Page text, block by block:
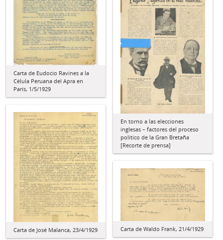
Carta de Eudocio Ravines a la
Célula Peruana del Apra en
París, 1/5/1929
En torno a las elecciones
inglesas – factores del proceso
político de la Gran Bretaña
[Recorte de prensa]
Carta de José Malanca, 23/4/1929 Carta de Waldo Frank, 21/4/1929